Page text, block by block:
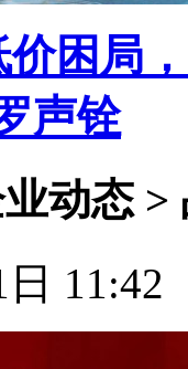
困局
声铨
动态 >
11:42